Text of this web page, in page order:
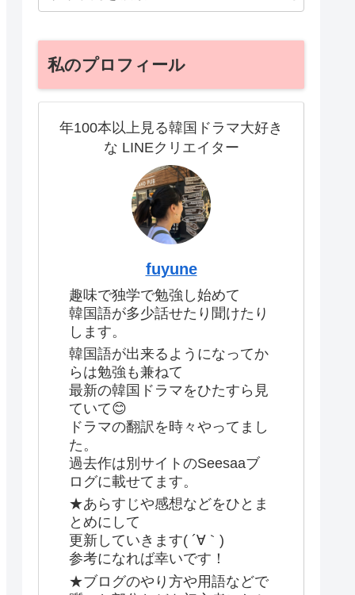
私のプロフィール
年100本以上見る韓国ドラマ大好き
な LINEクリエイター
fuyune
趣味で独学で勉強し始めて
韓国語が多少話せたり聞けたり
します。
韓国語が出来るようになってか
らは勉強も兼ねて
最新の韓国ドラマをひたすら見
ていて😊
ドラマの翻訳を時々やってまし
た。
過去作は別サイトのSeesaaブ
ログに載せてます。
★あらすじや感想などをひとま
とめにして
更新していきます( ´∀｀)
参考になれば幸いです！
★ブログのやり方や用語などで